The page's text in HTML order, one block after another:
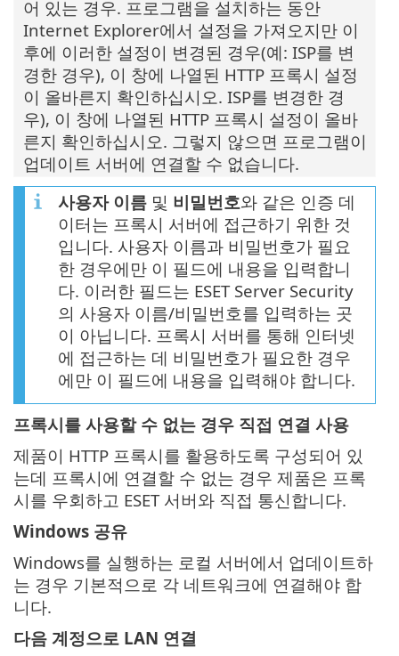
어 있는 경우. 프로그램을 설치하는 동안
Internet Explorer에서 설정을 가져오지만 이
후에 이러한 설정이 변경된 경우(예: ISP를 변
경한 경우), 이 창에 나열된 HTTP 프록시 설정
이 올바른지 확인하십시오. ISP를 변경한 경
우), 이 창에 나열된 HTTP 프록시 설정이 올바
른지 확인하십시오. 그렇지 않으면 프로그램이
업데이트 서버에 연결할 수 없습니다.
사용자 이름 및 비밀번호와 같은 인증 데
이터는 프록시 서버에 접근하기 위한 것
입니다. 사용자 이름과 비밀번호가 필요
한 경우에만 이 필드에 내용을 입력합니
다. 이러한 필드는 ESET Server Security
의 사용자 이름/비밀번호를 입력하는 곳
이 아닙니다. 프록시 서버를 통해 인터넷
에 접근하는 데 비밀번호가 필요한 경우
에만 이 필드에 내용을 입력해야 합니다.
프록시를 사용할 수 없는 경우 직접 연결 사용
제품이 HTTP 프록시를 활용하도록 구성되어 있
는데 프록시에 연결할 수 없는 경우 제품은 프록
시를 우회하고 ESET 서버와 직접 통신합니다.
Windows 공유
Windows를 실행하는 로컬 서버에서 업데이트하
는 경우 기본적으로 각 네트워크에 연결해야 합
니다.
다음 계정으로 LAN 연결